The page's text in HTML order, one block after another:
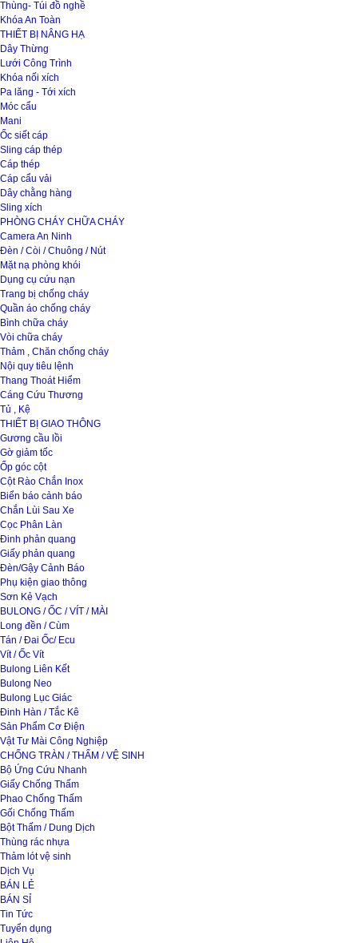
Thùng- Túi đồ nghề
Khóa An Toàn
THIẾT BỊ NÂNG HẠ
Dây Thừng
Lưới Công Trình
Khóa nối xích
Pa lăng - Tới xích
Móc cẩu
Mani
Ốc siết cáp
Sling cáp thép
Cáp thép
Cáp cẩu vải
Dây chằng hàng
Sling xích
PHÒNG CHÁY CHỮA CHÁY
Camera An Ninh
Đèn / Còi / Chuông / Nút
Mặt nạ phòng khói
Dụng cụ cứu nạn
Trang bị chống cháy
Quần áo chống cháy
Bình chữa cháy
Vòi chữa cháy
Thảm , Chăn chống cháy
Nội quy tiêu lệnh
Thang Thoát Hiểm
Cáng Cứu Thương
Tủ , Kệ
THIẾT BỊ GIAO THÔNG
Gương cầu lồi
Gờ giảm tốc
Ốp góc cột
Cột Rào Chắn Inox
Biển báo cảnh báo
Chắn Lùi Sau Xe
Cọc Phân Làn
Đinh phản quang
Giấy phản quang
Đèn/Gậy Cảnh Báo
Phụ kiện giao thông
Sơn Kẻ Vạch
BULONG / ỐC / VÍT / MÀI
Long đền / Cùm
Tán / Đai Ốc/ Ecu
Vít / Ốc Vít
Bulong Liên Kết
Bulong Neo
Bulong Lục Giác
Đinh Hàn / Tắc Kê
Sản Phẩm Cơ Điện
Vật Tư Mài Công Nghiệp
CHỐNG TRÀN / THẤM / VỆ SINH
Bộ Ứng Cứu Nhanh
Giấy Chống Thấm
Phao Chống Thấm
Gối Chống Thấm
Bột Thấm / Dung Dịch
Thùng rác nhựa
Thảm lót vệ sinh
Dịch Vụ
BÁN LẺ
BÁN SỈ
Tin Tức
Tuyển dụng